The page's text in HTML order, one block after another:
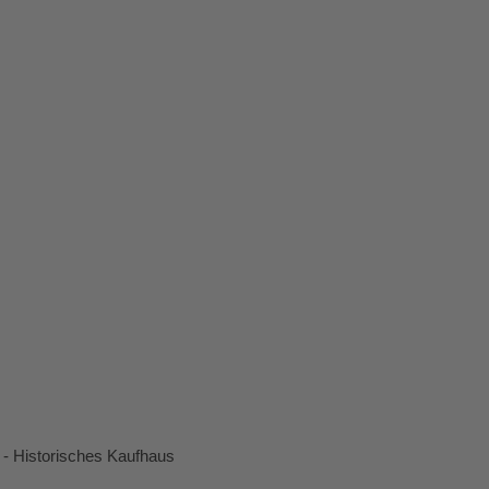
- Historisches Kaufhaus